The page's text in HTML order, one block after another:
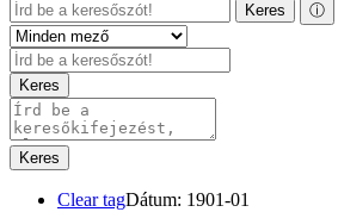
Keres ⓘ
Keres
Keres
Clear tagDátum: 1901-01